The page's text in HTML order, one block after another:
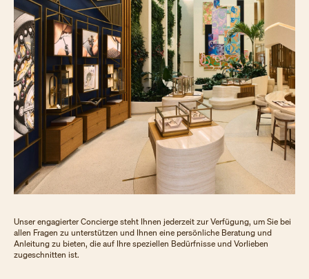
Unser engagierter Concierge steht Ihnen jederzeit zur Verfügung, um Sie bei
allen Fragen zu unterstützen und Ihnen eine persönliche Beratung und
Anleitung zu bieten, die auf Ihre speziellen Bedürfnisse und Vorlieben
zugeschnitten ist.